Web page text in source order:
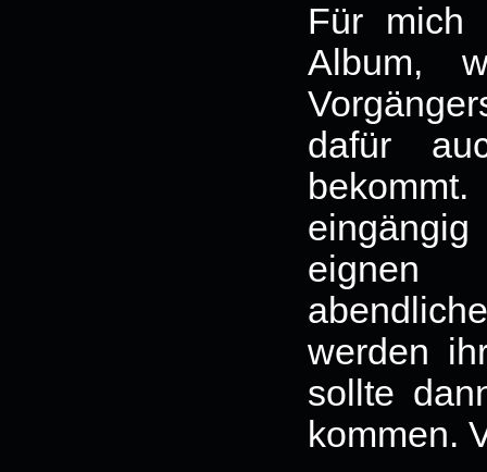
Für mich
Album,
dafür
eignen
werden
sollte
kommen.